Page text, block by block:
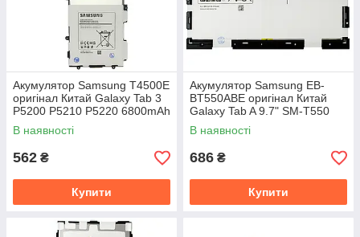
Акумулятор Samsung T4500E
оригінал Китай Galaxy Tab 3
P5200 P5210 P5220 6800mAh
В наявності
562 ₴
Купити
Акумулятор Samsung EB-
BT550ABE оригінал Китай
Galaxy Tab A 9.7" SM-T550
T555 6000 mAh
В наявності
686 ₴
Купити